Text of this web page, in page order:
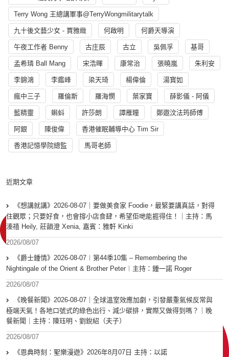
Terry Wong 王總講軍事@TerryWongmilitarytalk
九十後文藝少女 - 賈雅緻 何啟明 何爵天導演
午夜工作者 Benny 古庄辰 古立 吳佩孚 基哥
孟希璘 Ball Mang 宋浩暉 康常治 張曉嵐 朱利安
李錦鴻 李鑑峰 梁天琦 楊偉倫 湯寳如
瘋中三子 羅倫斯 羅海憫 葉家寶 薛影儀 - 阿儀
藍精靈 蝌蚪 許莎朗 譚雁瞳 鄭遨汶法筠師傅
阿銀 陳俊偉 香港催眠輔導中心 Tim Sir
香港記憶學院總監 馬哥老師
近期文章
《想講就講》2026-08-07｜要做美食家 Foodie，最緊要講真話，對得
住觀眾；只要好食，也會撐小店食肆，希望佢哋能捱得住！｜主持：馬
溱禧 Heily, 莊韻澄 Xenia, 嘉賓：雅軒 Kinki
2026/08/07
《爵士鍾情》2026-08-07︱第44季10集 – Remembering the
Nightingale of the Orient & Brother Peter︱主持：鍾一諾 Roger
2026/08/07
《晚餐新聞》2026-08-07｜全球溫室效應加劇，引發嚴重氣候反常與
極端天氣！各地口號式的綠色出行、減少碳排，實際又做得到嗎？｜晚
餐新聞｜主持：陳珏明、劉銳紹（夫子）
2026/08/07
《恩典時刻：聖樂漫遊》2026年8月07日 主持：以諾